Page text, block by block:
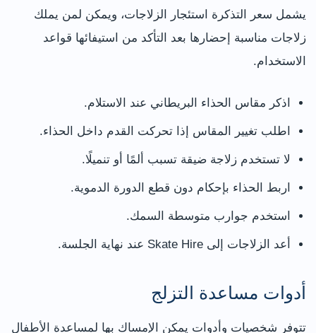
يشمل سعر التذكرة استئجار الزلاجات، ويمكن لمن يملك
زلاجات مناسبة إحضارها بعد التأكد من استيفائها قواعد
الاستخدام.
اذكر مقاس الحذاء البريطاني عند الاستلام.
اطلب تغيير المقاس إذا تحركت القدم داخل الحذاء.
لا تستخدم زلاجة ضيقة تسبب ألمًا أو تنميلًا.
اربط الحذاء بإحكام دون قطع الدورة الدموية.
استخدم جوارب متوسطة السمك.
أعد الزلاجات إلى Skate Hire عند نهاية الجلسة.
أدوات مساعدة التزلج
تتوفر شخصيات وأدوات يمكن الإمساك بها لمساعدة الأطفال